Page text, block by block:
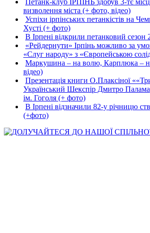
визволення міста (+ фото, відео)
Успіхи ірпінських петанкістів на
Хусті (+ фото)
В Ірпені відкрили петанковий
«Рейдернути» Ірпінь можливо за
«Слуг народу» з «Європейською
Маркушина – на волю, Карплюка –
відео)
Презентація книги О.Плаксіної
Український Шекспір Дмитро
ім. Гоголя (+ фото)
В Ірпені відзначили 82-у річницю
(+фото)